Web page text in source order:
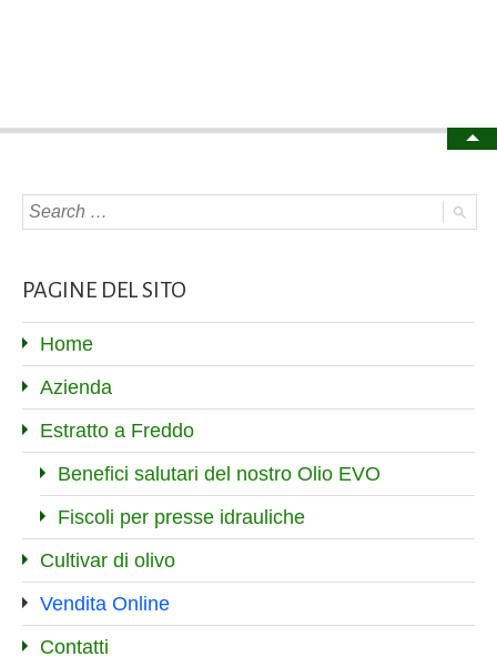
PAGINE DEL SITO
Home
Azienda
Estratto a Freddo
Benefici salutari del nostro Olio EVO
Fiscoli per presse idrauliche
Cultivar di olivo
Vendita Online
Contatti